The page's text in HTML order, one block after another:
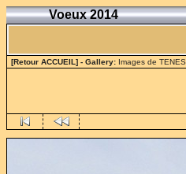
Voeux 2014
[Retour ACCUEIL] - Gallery: Images de TENES